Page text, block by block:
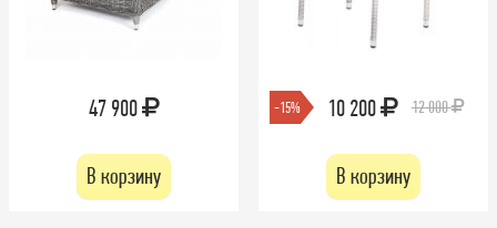
47 900
В корзину
-15% 10 200 12 000
В корзину